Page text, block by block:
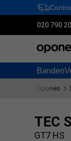
020 790
Banden
Oponeo
TEC
GT7 HS